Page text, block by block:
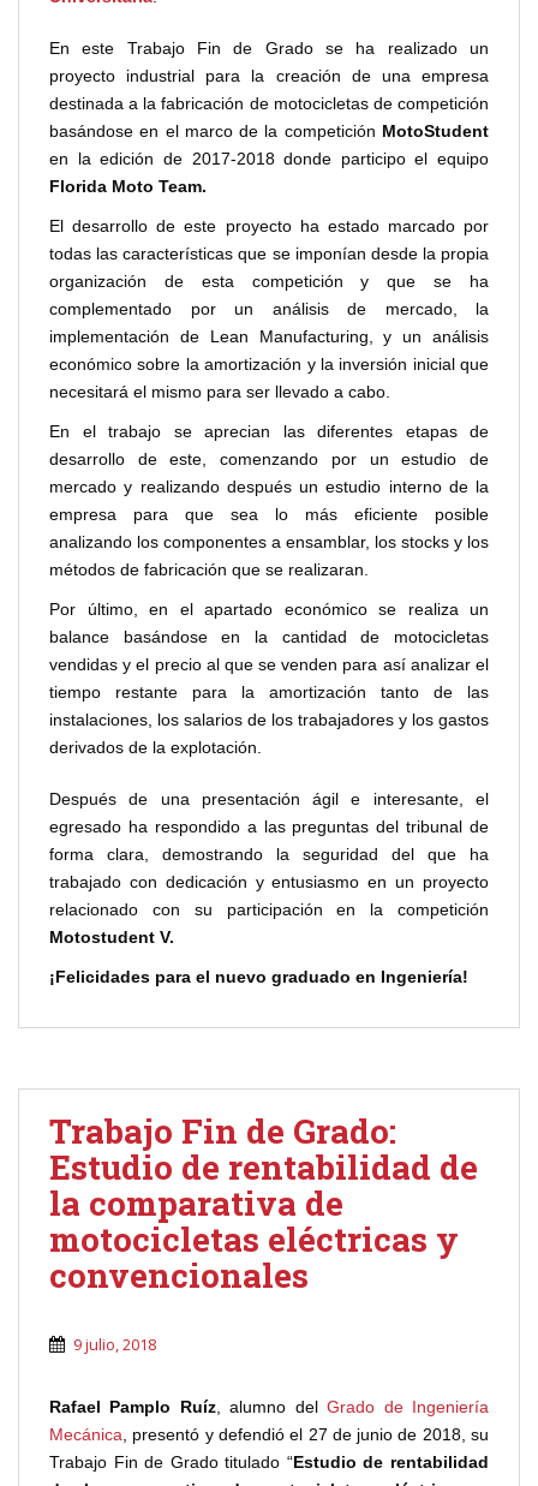
En este Trabajo Fin de Grado se ha realizado un
proyecto industrial para la creación de una empresa
destinada a la fabricación de motocicletas de competición
basándose en el marco de la competición MotoStudent
en la edición de 2017-2018 donde participo el equipo
Florida Moto Team.
El desarrollo de este proyecto ha estado marcado por
todas las características que se imponían desde la propia
organización de esta competición y que se ha
complementado por un análisis de mercado, la
implementación de Lean Manufacturing, y un análisis
económico sobre la amortización y la inversión inicial que
necesitará el mismo para ser llevado a cabo.
En el trabajo se aprecian las diferentes etapas de
desarrollo de este, comenzando por un estudio de
mercado y realizando después un estudio interno de la
empresa para que sea lo más eficiente posible
analizando los componentes a ensamblar, los stocks y los
métodos de fabricación que se realizaran.
Por último, en el apartado económico se realiza un
balance basándose en la cantidad de motocicletas
vendidas y el precio al que se venden para así analizar el
tiempo restante para la amortización tanto de las
instalaciones, los salarios de los trabajadores y los gastos
derivados de la explotación.
Después de una presentación ágil e interesante, el
egresado ha respondido a las preguntas del tribunal de
forma clara, demostrando la seguridad del que ha
trabajado con dedicación y entusiasmo en un proyecto
relacionado con su participación en la competición
Motostudent V.
¡Felicidades para el nuevo graduado en Ingeniería!
Trabajo Fin de Grado:
Estudio de rentabilidad de
la comparativa de
motocicletas eléctricas y
convencionales
9 julio, 2018
Rafael Pamplo Ruíz, alumno delGrado de Ingeniería
Mecánica, presentó y defendió el 27 de junio de 2018, su
Trabajo Fin de Grado titulado “Estudio de rentabilidad